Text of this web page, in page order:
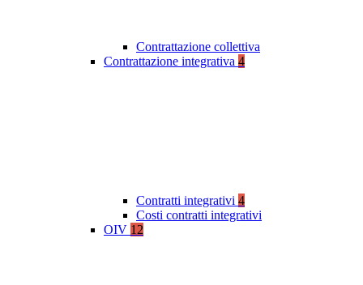
Contrattazione collettiva
Contrattazione integrativa 4
Contratti integrativi 4
Costi contratti integrativi
OIV 12